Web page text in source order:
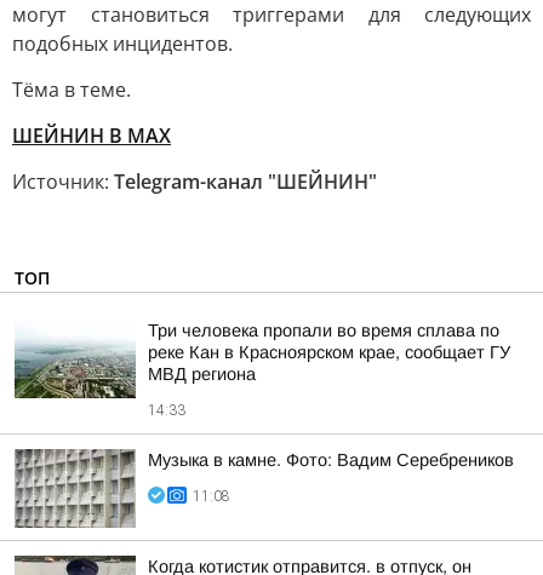
могут становиться триггерами для следующих
подобных инцидентов.
Тёма в теме.
ШЕЙНИН В МАХ
Источник: Telegram-канал "ШЕЙНИН"
ТОП
Три человека пропали во время сплава по
реке Кан в Красноярском крае, сообщает ГУ
МВД региона
14:33
Музыка в камне. Фото: Вадим Серебреников
11:08
Когда котистик отправится. в отпуск, он